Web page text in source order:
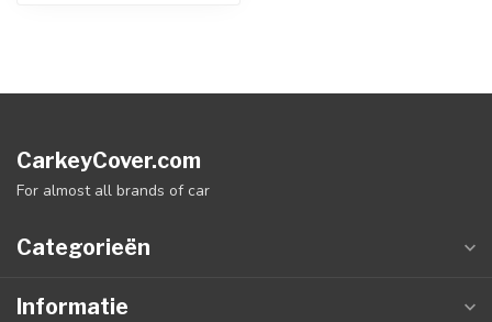
CarkeyCover.com
For almost all brands of car
Categorieën
Informatie